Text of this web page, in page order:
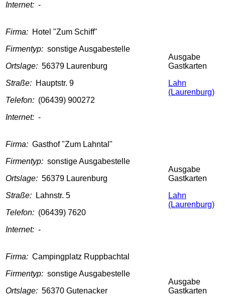
Internet: -
Firma: Hotel "Zum Schiff"
Firmentyp: sonstige Ausgabestelle
Ortslage: 56379 Laurenburg
Straße: Hauptstr. 9
Telefon: (06439) 900272
Internet: -
Ausgabe
Gastkarten
Lahn
(Laurenburg)
Firma: Gasthof "Zum Lahntal"
Firmentyp: sonstige Ausgabestelle
Ortslage: 56379 Laurenburg
Straße:
Lahnstr. 5
Telefon: (06439) 7620
Internet: -
Ausgabe
Gastkarten
Lahn
(Laurenburg)
Firma: Campingplatz Ruppbachtal
Firmentyp: sonstige Ausgabestelle
Ortslage: 56370 Gutenacker
Ausgabe
Gastkarten